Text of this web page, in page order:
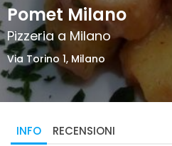
Pomet Milano
Pizzeria a Milano
Via Torino 1, Milano
INFO RECENSIONI